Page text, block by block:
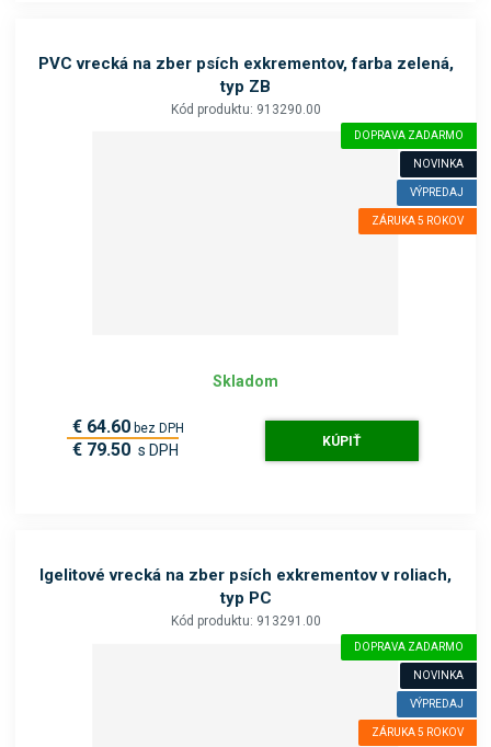
PVC vrecká na zber psích exkrementov, farba zelená,
typ ZB
Kód produktu: 913290.00
DOPRAVA ZADARMO
NOVINKA
VÝPREDAJ
ZÁRUKA 5 ROKOV
Skladom
€ 64.60 bez DPH
€ 79.50 s DPH KÚPIŤ
Igelitové vrecká na zber psích exkrementov v roliach,
typ PC
Kód produktu: 913291.00
DOPRAVA ZADARMO
NOVINKA
VÝPREDAJ
ZÁRUKA 5 ROKOV